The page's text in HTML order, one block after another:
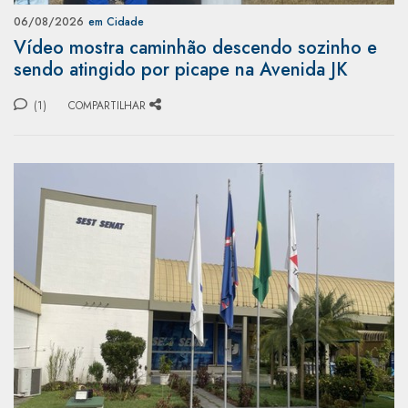
06/08/2026 em Cidade
Vídeo mostra caminhão descendo sozinho e
sendo atingido por picape na Avenida JK
(1) COMPARTILHAR